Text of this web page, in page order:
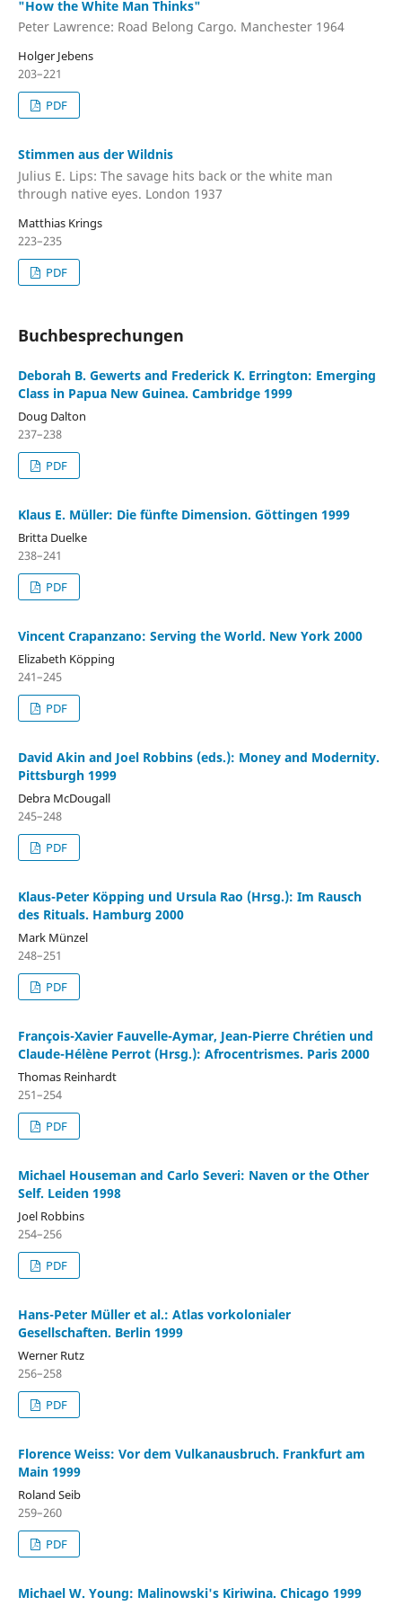
"How the White Man Thinks"
Peter Lawrence: Road Belong Cargo. Manchester 1964
Holger Jebens
203–221
PDF
Stimmen aus der Wildnis
Julius E. Lips: The savage hits back or the white man
through native eyes. London 1937
Matthias Krings
223–235
PDF
Buchbesprechungen
Deborah B. Gewerts and Frederick K. Errington: Emerging
Class in Papua New Guinea. Cambridge 1999
Doug Dalton
237–238
PDF
Klaus E. Müller: Die fünfte Dimension. Göttingen 1999
Britta Duelke
238–241
PDF
Vincent Crapanzano: Serving the World. New York 2000
Elizabeth Köpping
241–245
PDF
David Akin and Joel Robbins (eds.): Money and Modernity.
Pittsburgh 1999
Debra McDougall
245–248
PDF
Klaus-Peter Köpping und Ursula Rao (Hrsg.): Im Rausch
des Rituals. Hamburg 2000
Mark Münzel
248–251
PDF
François-Xavier Fauvelle-Aymar, Jean-Pierre Chrétien und
Claude-Hélène Perrot (Hrsg.): Afrocentrismes. Paris 2000
Thomas Reinhardt
251–254
PDF
Michael Houseman and Carlo Severi: Naven or the Other
Self. Leiden 1998
Joel Robbins
254–256
PDF
Hans-Peter Müller et al.: Atlas vorkolonialer
Gesellschaften. Berlin 1999
Werner Rutz
256–258
PDF
Florence Weiss: Vor dem Vulkanausbruch. Frankfurt am
Main 1999
Roland Seib
259–260
PDF
Michael W. Young: Malinowski's Kiriwina. Chicago 1999